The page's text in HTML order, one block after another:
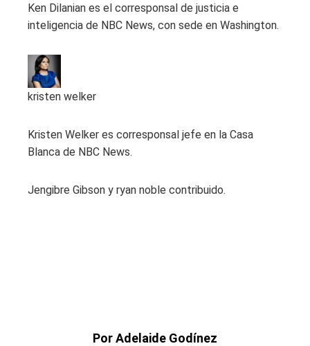
Ken Dilanian es el corresponsal de justicia e
inteligencia de NBC News, con sede en Washington.
kristen welker
Kristen Welker es corresponsal jefe en la Casa
Blanca de NBC News.
Jengibre Gibson y ryan noble contribuido.
Por Adelaide Godínez